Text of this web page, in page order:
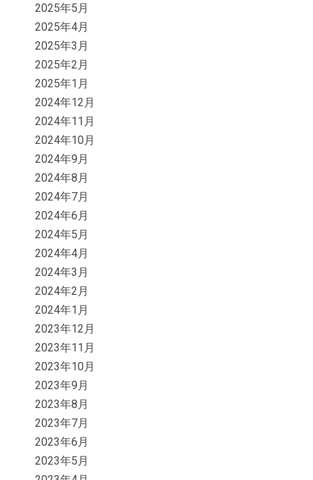
2025年5月
2025年4月
2025年3月
2025年2月
2025年1月
2024年12月
2024年11月
2024年10月
2024年9月
2024年8月
2024年7月
2024年6月
2024年5月
2024年4月
2024年3月
2024年2月
2024年1月
2023年12月
2023年11月
2023年10月
2023年9月
2023年8月
2023年7月
2023年6月
2023年5月